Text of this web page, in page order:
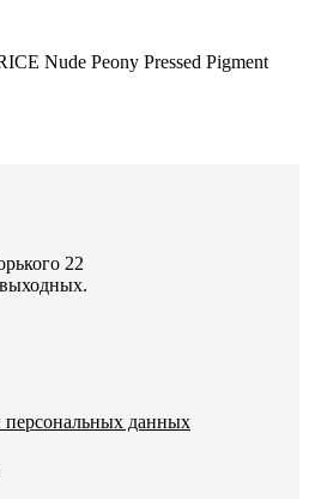
Nude Peony Pressed Pigment
22
персональных данных